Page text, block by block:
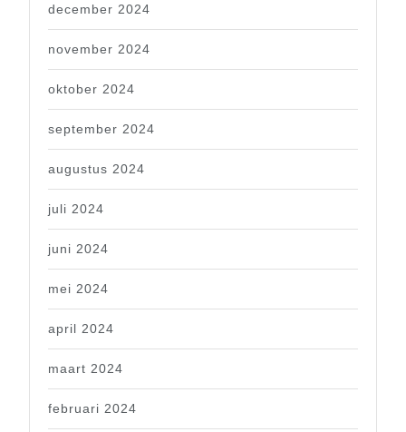
december 2024
november 2024
oktober 2024
september 2024
augustus 2024
juli 2024
juni 2024
mei 2024
april 2024
maart 2024
februari 2024